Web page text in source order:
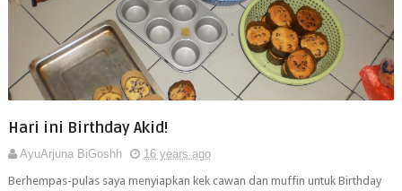
Hari ini Birthday Akid!
AyuArjuna BiGoshh
16 years ago
Berhempas-pulas saya menyiapkan kek cawan dan muffin untuk Birthday